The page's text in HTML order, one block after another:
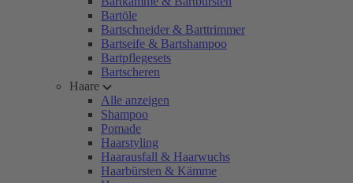
Bartöle
Bartschneider & Barttrimmer
Bartseife & Bartshampoo
Bartpflegesets
Bartscheren
Haare
Alle anzeigen
Shampoo
Pomade
Haarstyling
Haarausfall & Haarwuchs
Haarbürsten & Kämme